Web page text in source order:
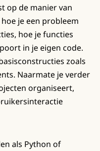
op de manier van
je een probleem
hoe je functies
in je eigen code.
zoals
Naarmate je verder
organiseert,
als Python of